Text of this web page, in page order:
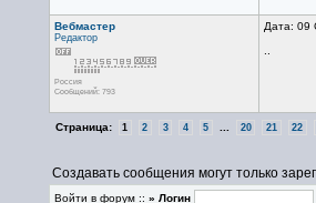
Вебмастер
Редактор
Россия
Сообщений: 793
Дата: 09
Страница: 1 2 3 4 5 20 21 22
Создавать сообщения могут только
Войти в форум :: » Логин